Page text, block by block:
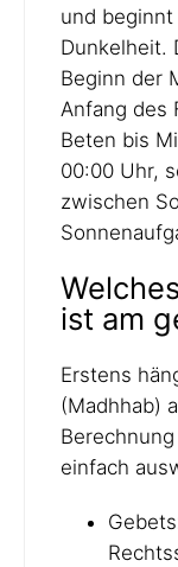
und
Dunkelheit.
Beginn der
Anfang des
Beten bis
00:00 Uhr,
zwischen
ist am
Erstens
(Madhhab)
einfach